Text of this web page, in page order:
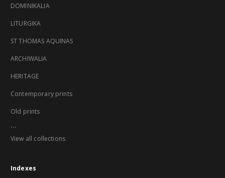
DOMINIKALIA
LITURGIKA
ST THOMAS AQUINAS
ARCHIWALIA
HERITAGE
Contemporary prints
Old prints
...
View all collections
Indexes